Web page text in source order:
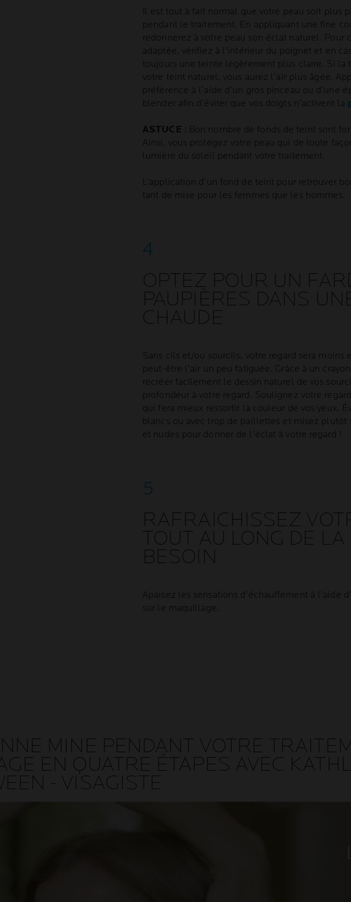
Il est tout à fait normal que votre peau soit plus
pendant le traitement. En appliquant une fine
redonnerez à votre peau son éclat naturel. Pour
adaptée, vérifiez à l'intérieur du poignet et en
toujours une teinte légèrement plus claire. Si la
votre teint naturel, vous aurez l’air plus âgée.
préférence à l’aide d’un gros pinceau ou d’une
blender afin d’éviter que vos doigts n’activent la
ASTUCE : Bon nombre de fonds de teint sont
Ainsi, vous protégez votre peau qui de toute
lumière du soleil pendant votre traitement.
L’application d’un fond de teint pour retrouver
tant de mise pour les femmes que les hommes.
OPTEZ POUR UN
PAUPIÈRES DANS
CHAUDE
Sans cils et/ou sourcils, votre regard sera moins
peut-être l’air un peu fatiguée. Grâce à un
recréer facilement le dessin naturel de vos
profondeur à votre regard. Soulignez votre
qui fera mieux ressortir la couleur de vos yeux.
blancs ou avec trop de paillettes et misez plutôt
et nudes pour donner de l’éclat à votre regard !
RAFRAICHISSEZ
TOUT AU LONG DE
BESOIN
Apaisez les sensations d’échauffement à l’aide
sur le maquillage.
MINE PENDANT VOTRE
EN QUATRE ÉTAPES AVEC
- VISAGISTE